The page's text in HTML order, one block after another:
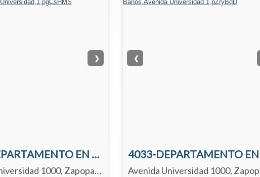
❯
4043-DEPARTAMENTO EN RENTA 4043 EN WEST POINT TORRE 4000.
Avenida Universidad 1000, Zapopan, Jalisco 45110
❮